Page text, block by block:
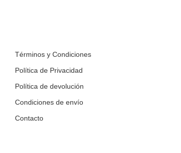
Términos y Condiciones
Política de Privacidad
Política de devolución
Condiciones de envío
Contacto